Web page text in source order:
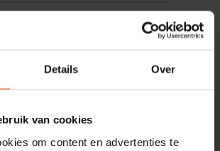
Details Over
van cookies
om content en advertenties te
Merknaam:Stauff